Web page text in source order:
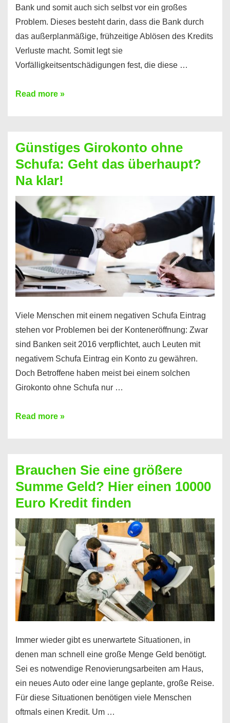
Bank und somit auch sich selbst vor ein großes
Problem. Dieses besteht darin, dass die Bank durch
das außerplanmäßige, frühzeitige Ablösen des Kredits
Verluste macht. Somit legt sie
Vorfälligkeitsentschädigungen fest, die diese …
Kredit
dabei
profitieren
–
So
funktioniert’s
Read more »
Günstiges Girokonto ohne
Schufa: Geht das überhaupt?
Na klar!
Viele Menschen mit einem negativen Schufa Eintrag
stehen vor Problemen bei der Konteneröffnung: Zwar
sind Banken seit 2016 verpflichtet, auch Leuten mit
negativem Schufa Eintrag ein Konto zu gewähren.
Doch Betroffene haben meist bei einem solchen
Girokonto ohne Schufa nur …
Günstiges
Geht
das
überhaupt?
Na
klar!
Read more »
Brauchen Sie eine größere
Summe Geld? Hier einen 10000
Euro Kredit finden
Immer wieder gibt es unerwartete Situationen, in
denen man schnell eine große Menge Geld benötigt.
Sei es notwendige Renovierungsarbeiten am Haus,
ein neues Auto oder eine lange geplante, große Reise.
Für diese Situationen benötigen viele Menschen
oftmals einen Kredit. Um …